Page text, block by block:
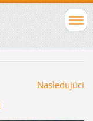
Nasledujúci